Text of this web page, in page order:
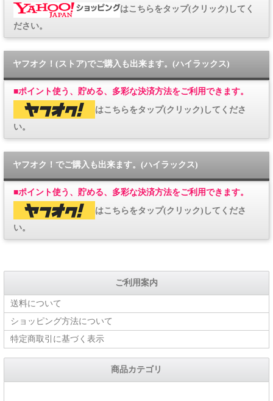
はこちらをタップ(クリック)してく
ださい。
ヤフオク！(ストア)でご購入も出来ます。(ハイラックス)
■ポイント使う、貯める、多彩な決済方法をご利用できます。
はこちらをタップ(クリック)してくださ
い。
ヤフオク！でご購入も出来ます。(ハイラックス)
■ポイント使う、貯める、多彩な決済方法をご利用できます。
はこちらをタップ(クリック)してくださ
い。
ご利用案内
送料について
ショッピング方法について
特定商取引に基づく表示
商品カテゴリ